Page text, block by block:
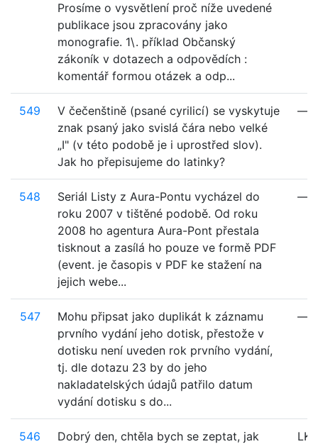
Prosíme o vysvětlení proč níže uvedené
publikace jsou zpracovány jako
monografie. 1\. příklad Občanský
zákoník v dotazech a odpovědích :
komentář formou otázek a odp...
549
V čečenštině (psané cyrilicí) se vyskytuje
znak psaný jako svislá čára nebo velké
„I" (v této podobě je i uprostřed slov).
Jak ho přepisujeme do latinky?
—
548
Seriál Listy z Aura-Pontu vycházel do
roku 2007 v tištěné podobě. Od roku
2008 ho agentura Aura-Pont přestala
tisknout a zasílá ho pouze ve formě PDF
(event. je časopis v PDF ke stažení na
jejich webe...
—
547
Mohu připsat jako duplikát k záznamu
prvního vydání jeho dotisk, přestože v
dotisku není uveden rok prvního vydání,
tj. dle dotazu 23 by do jeho
nakladatelských údajů patřilo datum
vydání dotisku s do...
—
546
Dobrý den, chtěla bych se zeptat, jak
LKR